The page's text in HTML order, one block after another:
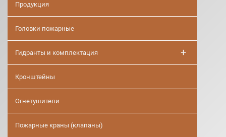
Продукция
Головки пожарные
Гидранты и комплектация +
Кронштейны
Огнетушители
Пожарные краны (клапаны)